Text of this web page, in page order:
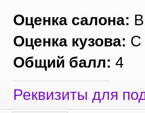
Оценка салона: B
Оценка кузова: C
Общий балл: 4
Реквизиты для